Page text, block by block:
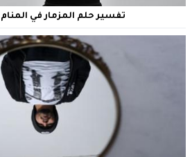
تفسير حلم المزمار في